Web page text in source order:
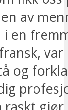
av
en
og
raskt gjør